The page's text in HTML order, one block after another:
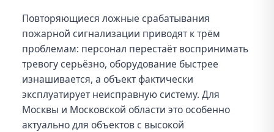
Повторяющиеся ложные срабатывания
пожарной сигнализации приводят к трём
проблемам: персонал перестаёт воспринимать
тревогу серьёзно, оборудование быстрее
изнашивается, а объект фактически
эксплуатирует неисправную систему. Для
Москвы и Московской области это особенно
актуально для объектов с высокой